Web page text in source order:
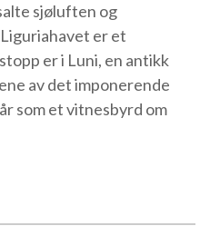
sjøluften og
er et
er i Luni, en antikk
av det imponerende
som et vitnesbyrd om